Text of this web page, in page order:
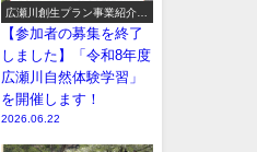
広瀬川創生プラン事業紹介
（イベント系）
【参加者の募集を終了
しました】「令和8年度
広瀬川自然体験学習」
を開催します！
2026.06.22